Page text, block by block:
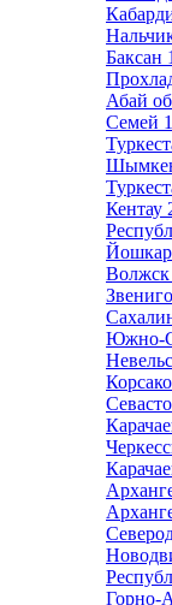
Баксан 1
Абай
Семей
Кентау
Волжск
Южно-
Горно-